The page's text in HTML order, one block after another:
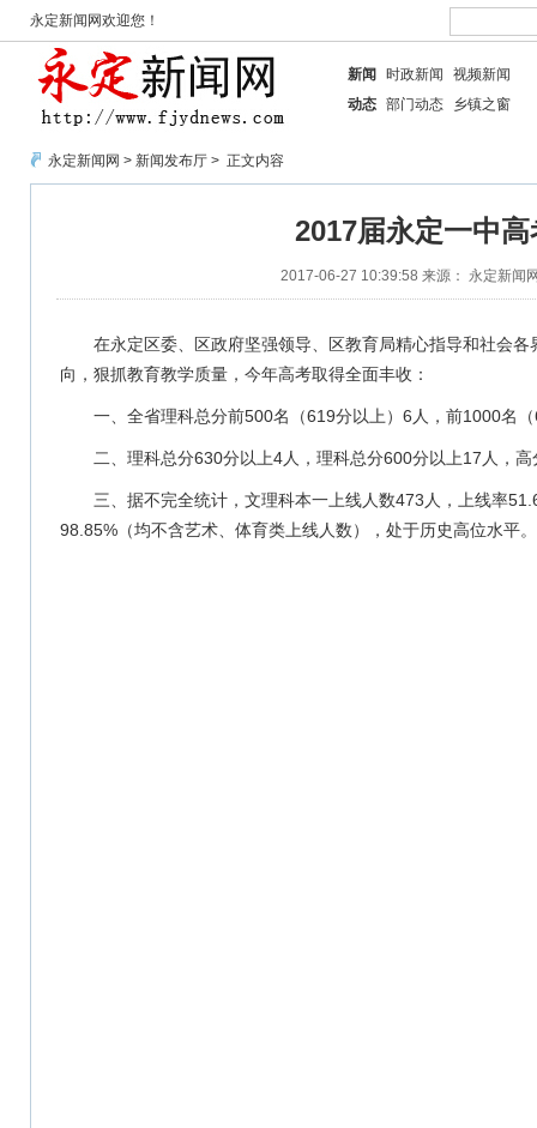
永定新闻网欢迎您！
新闻 时政新闻
视频新闻
动态 部门动态 乡镇之窗
永定新闻网 > 新闻发布厅 > 正文内容
2017届永定一中
2017-06-27 10:39:58 来源： 永定新闻
在永定区委、区政府坚强领导、区教育局精心指导和社会
向，狠抓教育教学质量，今年高考取得全面丰收：
一、全省理科总分前500名（619分以上）6人，前1000名
二、理科总分630分以上4人，理科总分600分以上17人，
三、据不完全统计，文理科本一上线人数473人，上线率
98.85%（均不含艺术、体育类上线人数），处于历史高位水平。